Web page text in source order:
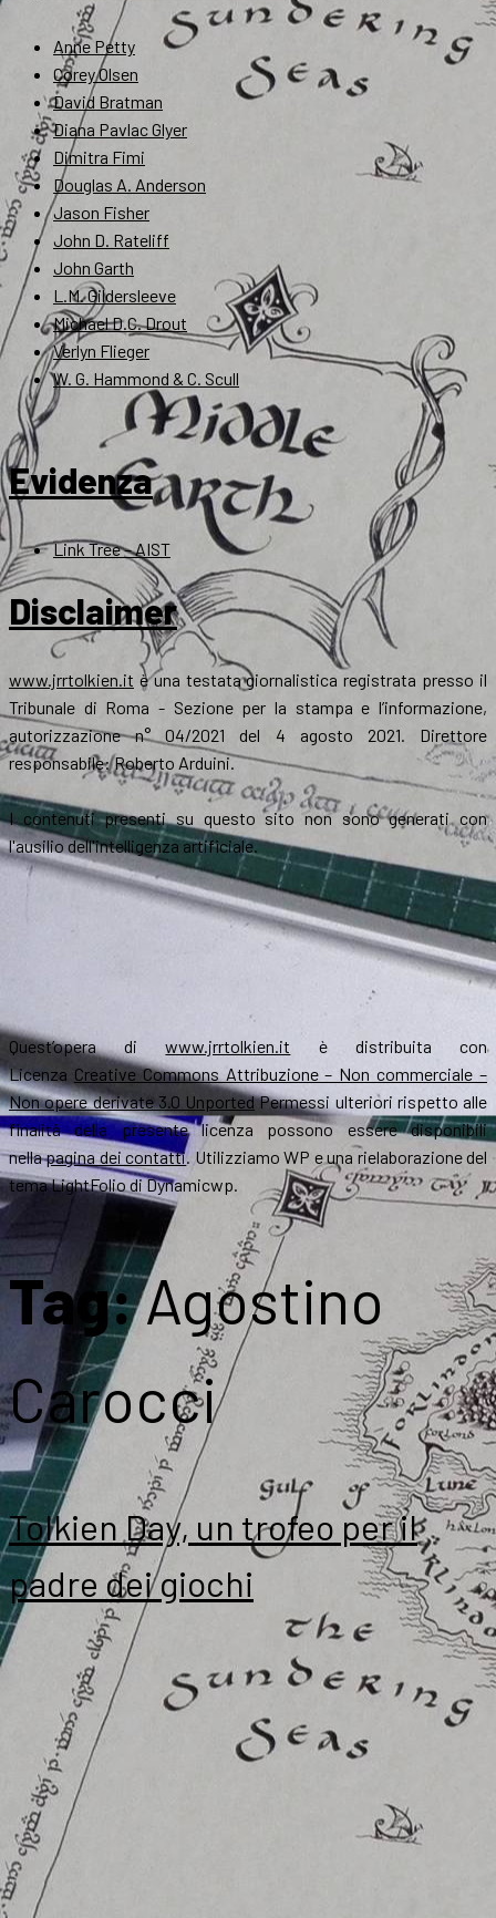
Anne Petty
Corey Olsen
David Bratman
Diana Pavlac Glyer
Dimitra Fimi
Douglas A. Anderson
Jason Fisher
John D. Rateliff
John Garth
L.M. Gildersleeve
Michael D.C. Drout
Verlyn Flieger
W. G. Hammond & C. Scull
Evidenza
Link Tree – AIST
Disclaimer
www.jrrtolkien.it è una testata giornalistica registrata presso il
Tribunale di Roma - Sezione per la stampa e l’informazione,
autorizzazione n° 04/2021 del 4 agosto 2021. Direttore
responsabile: Roberto Arduini.
I contenuti presenti su questo sito non sono generati con
l'ausilio dell'intelligenza artificiale.
Quest’opera diwww.jrrtolkien.it è distribuita con
Licenza Creative Commons Attribuzione – Non commerciale –
Non opere derivate 3.0 UnportedPermessi ulteriori rispetto alle
finalità della presente licenza possono essere disponibili
nellapagina dei contatti. Utilizziamo WP e una rielaborazione del
tema LightFolio di Dynamicwp.
Tag:Agostino
Carocci
Tolkien Day, un trofeo per il
padre dei giochi